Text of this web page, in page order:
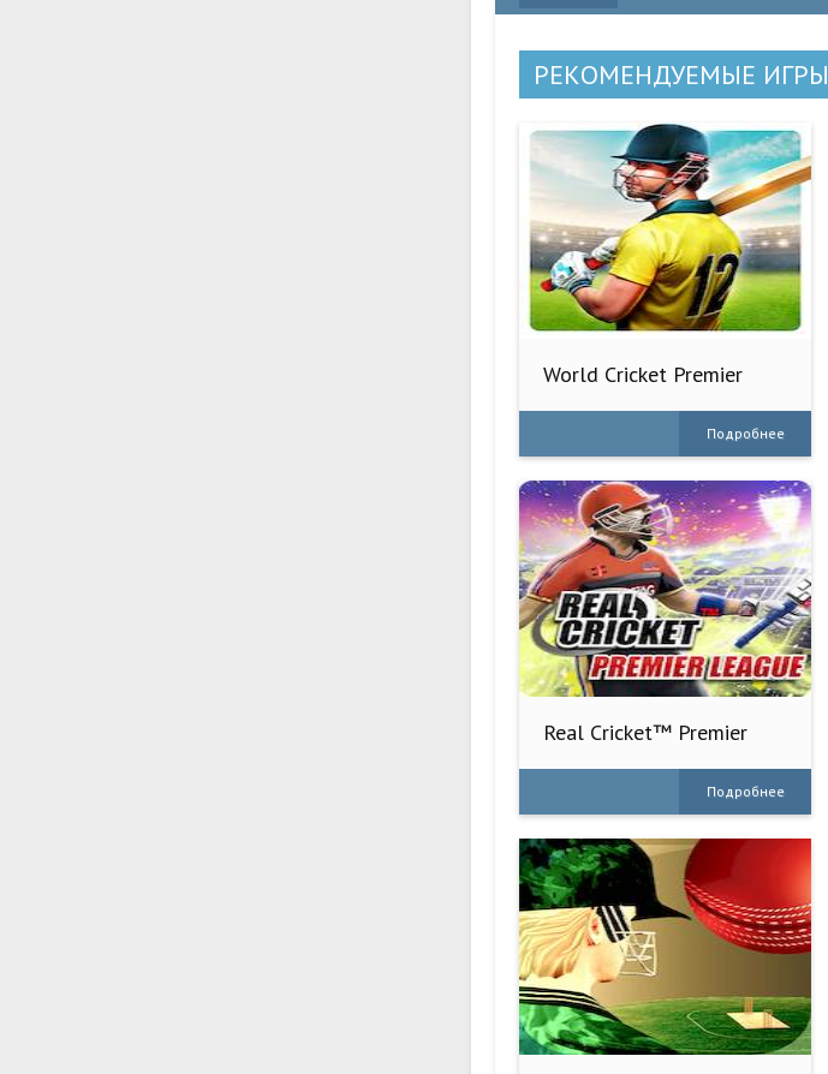
РЕКОМЕНДУЕМЫЕ ИГРЫ
World Cricket Premier
Подробнее
Real Cricket™ Premier
Подробнее